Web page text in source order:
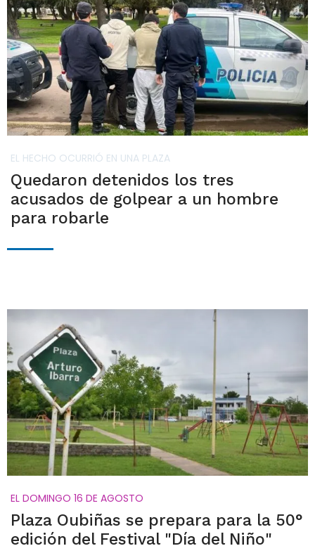
EL HECHO OCURRIÓ EN UNA PLAZA
Quedaron detenidos los tres
acusados de golpear a un hombre
para robarle
EL DOMINGO 16 DE AGOSTO
Plaza Oubiñas se prepara para la 50°
edición del Festival "Día del Niño"